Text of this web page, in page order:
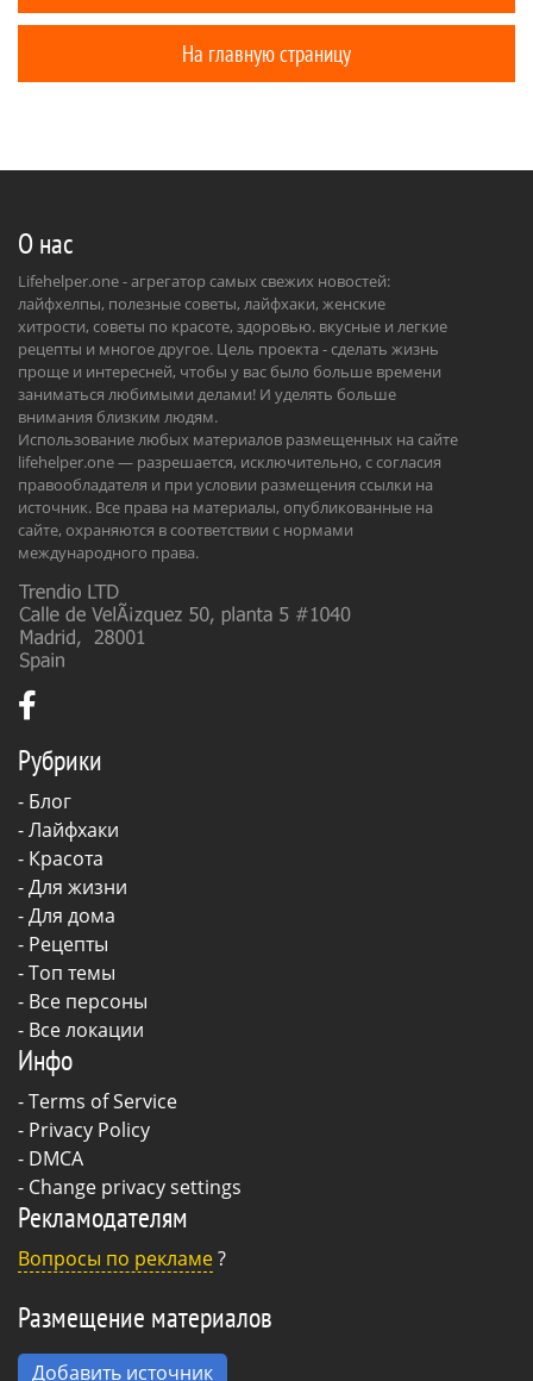
На главную страницу
О нас
Lifehelper.one - агрегатор самых свежих новостей:
лайфхелпы, полезные советы, лайфхаки, женские
хитрости, советы по красоте, здоровью. вкусные и легкие
рецепты и многое другое. Цель проекта - сделать жизнь
проще и интересней, чтобы у вас было больше времени
заниматься любимыми делами! И уделять больше
внимания близким людям.
Использование любых материалов размещенных на сайте
lifehelper.one — разрешается, исключительно, с согласия
правообладателя и при условии размещения ссылки на
источник. Все права на материалы, опубликованные на
сайте, охраняются в соответствии с нормами
международного права.
Рубрики
- Блог
-Лайфхаки
- Красота
-Для жизни
-Для дома
- Рецепты
- Топ темы
- Все персоны
- Все локации
Инфо
-Terms of Service
- Privacy Policy
- DMCA
- Change privacy settings
Рекламодателям
Вопросы по рекламе?
Размещение материалов
Добавить источник